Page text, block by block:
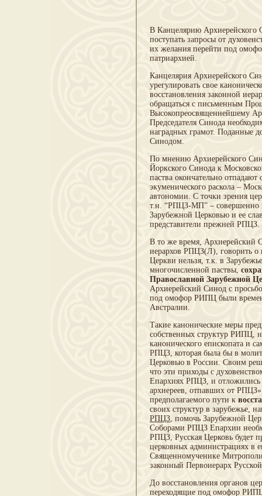
В Канцелярию Архиерейского
поступать запросы от
их желания перейти под
патриархией.
Канцелярия Архиерейского
урегулировать свое
восстановления законной
обращаться с письменным
Высокопреосвященнейшему
Председателя Синода
наградных грамот. Поданные
Синодом.
По мнению Архиерейского
Йоркского Синода к
паства окончательно
экуменического раскола –
автономии. С точки зрения
т.н. “РПЦЗ-МП” – совершенно
Зарубежной Церковью и ее
представители прежней РПЦЗ.
В то же время, Архиерейский
иерархов РПЦЗ(Л), говорить о
Церкви нельзя, т.к. в
многочисленной паствы,
Православной Зарубежной
Архиерейский Синод с
под омофор РИПЦ были
Австралии.
Такие канонические меры
собственных структур РИПЦ,
канонического епископата и
РПЦЗ, которая была бы в
Церковью в России. Своим
что эти приходы с
Епархиях РПЦЗ, и
архиереев, отпавших от
предполагаемого пути к
своих структур в зарубежье,
РПЦЗ , помочь Зарубежной
Соборами РПЦЗ Епархии
РПЦЗ, Русская Церковь будет
церковных администрациях в
Священномученике
законный Первоиерарх
До восстановления органов
переходящие под омофор